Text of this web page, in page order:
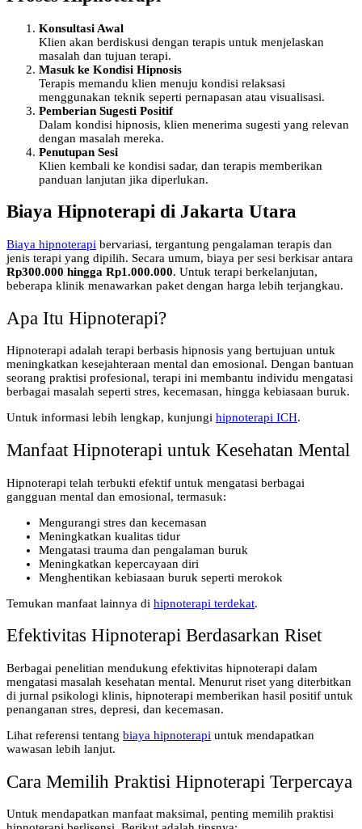
Konsultasi Awal
Klien akan berdiskusi dengan terapis untuk menjelaskan
masalah dan tujuan terapi.
Masuk ke Kondisi Hipnosis
Terapis memandu klien menuju kondisi relaksasi
menggunakan teknik seperti pernapasan atau visualisasi.
Pemberian Sugesti Positif
Dalam kondisi hipnosis, klien menerima sugesti yang relevan
dengan masalah mereka.
Penutupan Sesi
Klien kembali ke kondisi sadar, dan terapis memberikan
panduan lanjutan jika diperlukan.
Biaya Hipnoterapi di Jakarta Utara
Biaya hipnoterapi bervariasi, tergantung pengalaman terapis dan
jenis terapi yang dipilih. Secara umum, biaya per sesi berkisar antara
Rp300.000 hingga Rp1.000.000. Untuk terapi berkelanjutan,
beberapa klinik menawarkan paket dengan harga lebih terjangkau.
Apa Itu Hipnoterapi?
Hipnoterapi adalah terapi berbasis hipnosis yang bertujuan untuk
meningkatkan kesejahteraan mental dan emosional. Dengan bantuan
seorang praktisi profesional, terapi ini membantu individu mengatasi
berbagai masalah seperti stres, kecemasan, hingga kebiasaan buruk.
Untuk informasi lebih lengkap, kunjungi hipnoterapi ICH.
Manfaat Hipnoterapi untuk Kesehatan Mental
Hipnoterapi telah terbukti efektif untuk mengatasi berbagai
gangguan mental dan emosional, termasuk:
Mengurangi stres dan kecemasan
Meningkatkan kualitas tidur
Mengatasi trauma dan pengalaman buruk
Meningkatkan kepercayaan diri
Menghentikan kebiasaan buruk seperti merokok
Temukan manfaat lainnya di hipnoterapi terdekat.
Efektivitas Hipnoterapi Berdasarkan Riset
Berbagai penelitian mendukung efektivitas hipnoterapi dalam
mengatasi masalah kesehatan mental. Menurut riset yang diterbitkan
di jurnal psikologi klinis, hipnoterapi memberikan hasil positif untuk
penanganan stres, depresi, dan kecemasan.
Lihat referensi tentang biaya hipnoterapi untuk mendapatkan
wawasan lebih lanjut.
Cara Memilih Praktisi Hipnoterapi Terpercaya
Untuk mendapatkan manfaat maksimal, penting memilih praktisi